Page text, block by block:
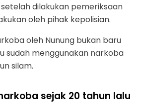
dilakukan pemeriksaan
oleh pihak kepolisian.
oleh Nunung bukan baru
sudah menggunakan narkoba
silam.
sejak 20 tahun lalu